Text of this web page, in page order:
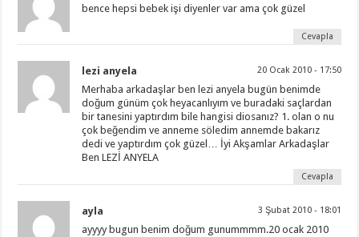
bence hepsi bebek işi diyenler var ama çok güzel
Cevapla
lezi anyela 20 Ocak 2010 - 17:50
Merhaba arkadaşlar ben lezi anyela bugün benimde
doğum günüm çok heyacanlıyım ve buradaki saçlardan
bir tanesini yaptırdım bile hangisi diosanız? 1. olan o nu
çok beğendim ve anneme söledim annemde bakarız
dedi ve yaptırdım çok güzel… İyi Akşamlar Arkadaşlar
Ben LEZİ ANYELA
Cevapla
ayla 3 Şubat 2010 - 18:01
ayyyy bugun benim doğum gunummmm.20 ocak 2010